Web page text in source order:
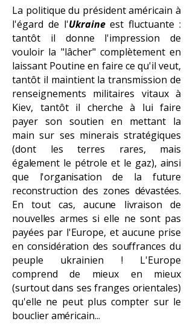
La politique du président américain à
l'égard de l'Ukraineest fluctuante :
tantôt il donne l'impression de
vouloir la "lâcher" complètement en
laissant Poutine en faire ce qu'il veut,
tantôt il maintient la transmission de
renseignements militaires vitaux à
Kiev, tantôt il cherche à lui faire
payer son soutien en mettant la
main sur ses minerais stratégiques
(dont les terres rares, mais
également le pétrole et le gaz), ainsi
que l'organisation de la future
reconstruction des zones dévastées.
En tout cas, aucune livraisonde
nouvelles armes si elle ne sont pas
payées par l'Europe, et aucune prise
en considération des souffrances du
peuple ukrainien ! L'Europe
comprend de mieux en mieux
(surtout dans ses franges orientales)
qu'elle ne peut plus compter sur le
bouclier américain...